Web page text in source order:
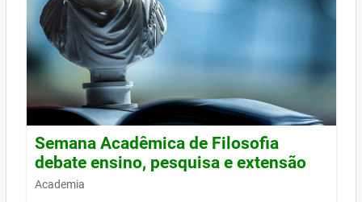
Semana Acadêmica de Filosofia
debate ensino, pesquisa e extensão
Academia